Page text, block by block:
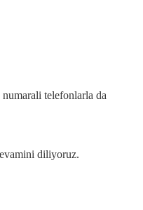
numarali telefonlarla da
diliyoruz.